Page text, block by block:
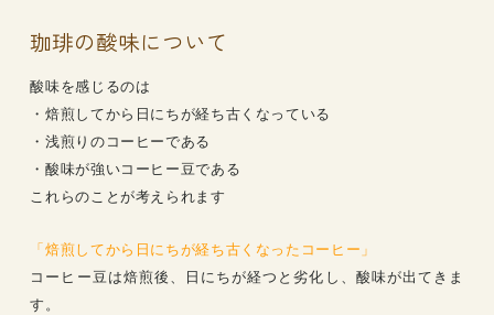
珈琲の酸味について
酸味を感じるのは
・焙煎してから日にちが経ち古くなっている
・浅煎りのコーヒーである
・酸味が強いコーヒー豆である
これらのことが考えられます
「焙煎してから日にちが経ち古くなったコーヒー」
コーヒー豆は焙煎後、日にちが経つと劣化し、酸味が出てきま
す。